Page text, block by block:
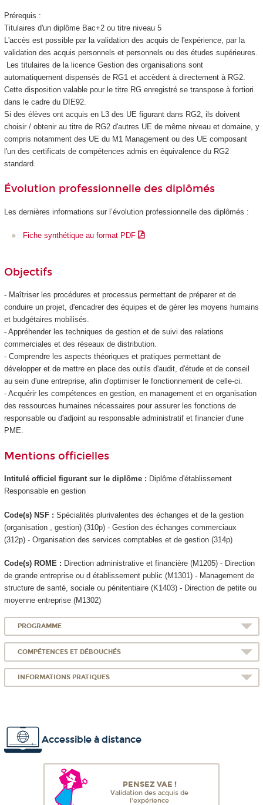
Prérequis :
Titulaires d'un diplôme Bac+2 ou titre niveau 5
L'accès est possible par la validation des acquis de l'expérience, par la
validation des acquis personnels et personnels ou des études supérieures.
Les titulaires de la licence Gestion des organisations sont
automatiquement dispensés de RG1 et accèdent à directement à RG2.
Cette disposition valable pour le titre RG enregistré se transpose à fortiori
dans le cadre du DIE92.
Si des élèves ont acquis en L3 des UE figurant dans RG2, ils doivent
choisir / obtenir au titre de RG2 d'autres UE de même niveau et domaine, y
compris notamment des UE du M1 Management ou des UE composant
l'un des certificats de compétences admis en équivalence du RG2
standard.
Évolution professionnelle des diplômés
Les dernières informations sur l’évolution professionnelle des diplômés :
Fiche synthétique au format PDF
Objectifs
- Maîtriser les procédures et processus permettant de préparer et de
conduire un projet, d'encadrer des équipes et de gérer les moyens humains
et budgétaires mobilisés.
- Appréhender les techniques de gestion et de suivi des relations
commerciales et des réseaux de distribution.
- Comprendre les aspects théoriques et pratiques permettant de
développer et de mettre en place des outils d'audit, d'étude et de conseil
au sein d'une entreprise, afin d'optimiser le fonctionnement de celle-ci.
- Acquérir les compétences en gestion, en management et en organisation
des ressources humaines nécessaires pour assurer les fonctions de
responsable ou d'adjoint au responsable administratif et financier d'une
PME.
Mentions officielles
Intitulé officiel figurant sur le diplôme : Diplôme d'établissement
Responsable en gestion
Code(s) NSF : Spécialités plurivalentes des échanges et de la gestion
(organisation , gestion) (310p) - Gestion des échanges commerciaux
(312p) - Organisation des services comptables et de gestion (314p)
Code(s) ROME : Direction administrative et financière (M1205) - Direction
de grande entreprise ou d établissement public (M1301) - Management de
structure de santé, sociale ou pénitentiaire (K1403) - Direction de petite ou
moyenne entreprise (M1302)
PROGRAMME
COMPÉTENCES ET DÉBOUCHÉS
INFORMATIONS PRATIQUES
Accessible à distance
PENSEZ VAE !
Validation des acquis de
l'expérience